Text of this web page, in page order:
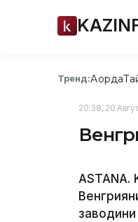
Тренд:Ақорда
20:38, 20
ASTANA.